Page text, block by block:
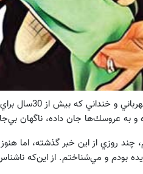
اصلاً مگر مي‌شود
به عروسك‌ها جان داده، ناگهان
چند روزي از اين خبر گذشته، اما
بودم و مي‌شناختم. از اين‌كه